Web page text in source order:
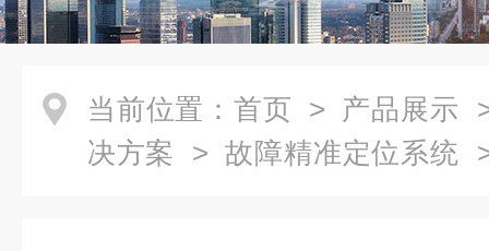
当前位置： 首页 > 产品展示
决方案 > 故障精准定位系统